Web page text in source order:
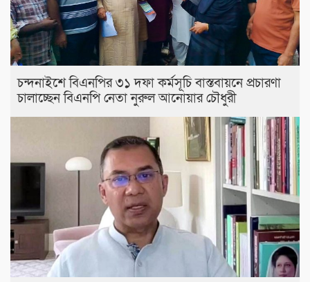
চন্দনাইশে বিএনপির ৩১ দফা কর্মসূচি বাস্তবায়নে প্রচারণা
চালাচ্ছেন বিএনপি নেতা নুরুল আনোয়ার চৌধুরী